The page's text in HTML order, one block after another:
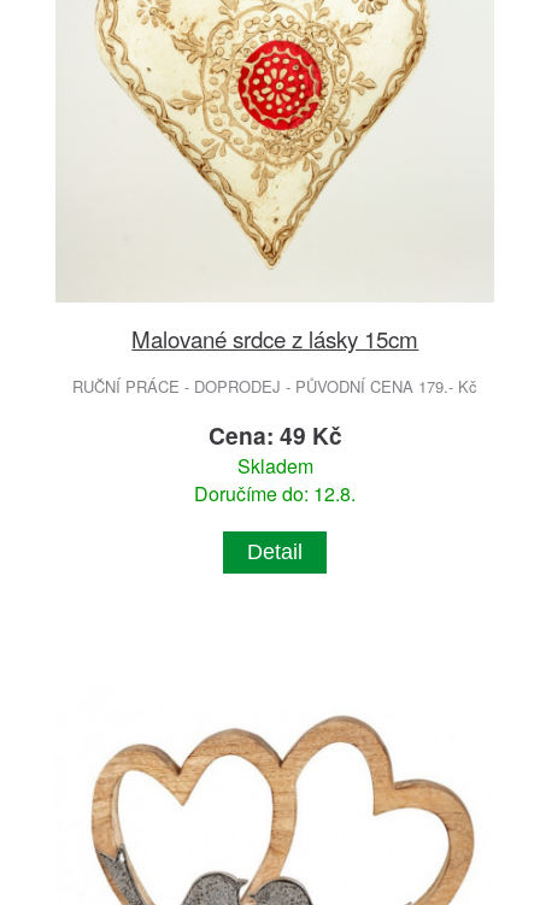
Malované srdce z lásky 15cm
RUČNÍ PRÁCE - DOPRODEJ - PŮVODNÍ CENA 179.- Kč
Cena: 49 Kč
Skladem
Doručíme do: 12.8.
Detail